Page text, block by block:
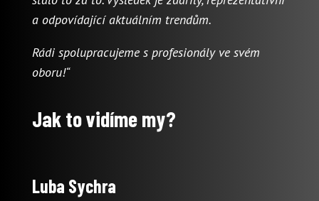
a odpovídající aktuálním trendům.
Rádi spolupracujeme s profesionály ve svém
oboru!“
Jak to vidíme my?
Luba Sychra